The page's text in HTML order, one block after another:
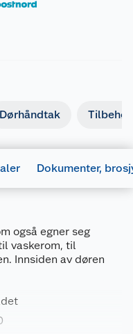
Dørhåndtak
Dokumenter,
også egner seg
vaskerom, til
Innsiden av døren